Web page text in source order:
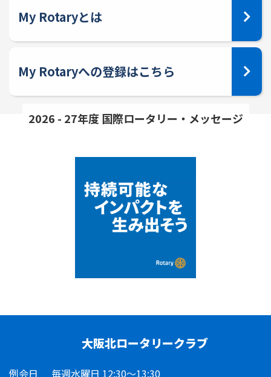
My Rotaryとは
My Rotaryへの登録はこちら
2026 - 27年度 国際ロータリー・メッセージ
大阪北ロータリークラブ
例会日 毎週水曜日 12:30～13:30